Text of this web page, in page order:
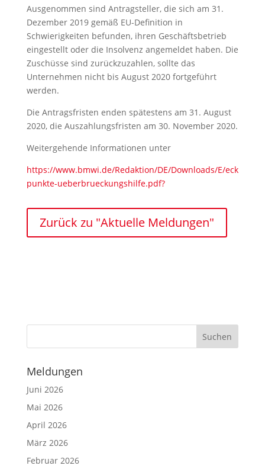
Ausgenommen sind Antragsteller, die sich am 31.
Dezember 2019 gemäß EU-Definition in
Schwierigkeiten befunden, ihren Geschäftsbetrieb
eingestellt oder die Insolvenz angemeldet haben. Die
Zuschüsse sind zurückzuzahlen, sollte das
Unternehmen nicht bis August 2020 fortgeführt
werden.
Die Antragsfristen enden spätestens am 31. August
2020, die Auszahlungsfristen am 30. November 2020.
Weitergehende Informationen unter
https://www.bmwi.de/Redaktion/DE/Downloads/E/eck
punkte-ueberbrueckungshilfe.pdf?
Zurück zu "Aktuelle Meldungen"
Meldungen
Juni 2026
Mai 2026
April 2026
März 2026
Februar 2026